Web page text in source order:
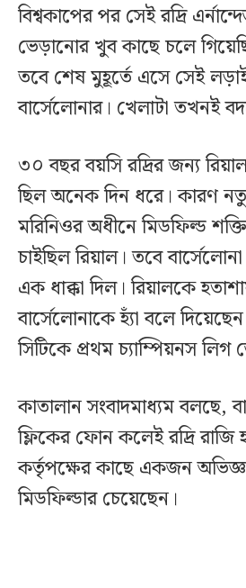
বিশ্বকাপের পর সেই রদ্রি
ভেড়ানোর খুব কাছে চলে
তবে শেষ মুহূর্তে এসে সেই
বার্সেলোনার। খেলাটা তখনই
৩০ বছর বয়সি রদ্রির জন্য
ছিল অনেক দিন ধরে। কারণ
মরিনিওর অধীনে মিডফিল্ড
চাইছিল রিয়াল। তবে
এক ধাক্কা দিল। রিয়ালকে
বার্সেলোনাকে হ্যাঁ বলে
সিটিকে প্রথম চ্যাম্পিয়নস লিগ
কাতালান সংবাদমাধ্যম বলছে,
ফ্লিকের ফোন কলেই রদ্রি রাজি
কর্তৃপক্ষের কাছে একজন অভিজ্ঞ
মিডফিল্ডার চেয়েছেন।